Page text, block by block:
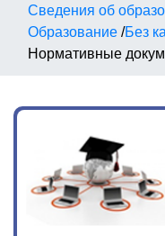
Сведения об
Образование /Без
Нормативные